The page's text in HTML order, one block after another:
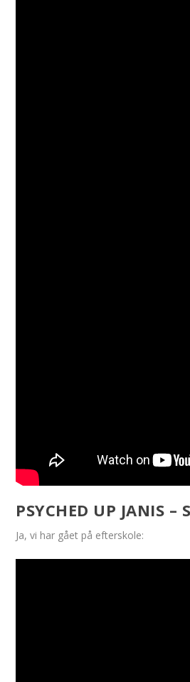
PSYCHED UP JANIS –
Ja, vi har gået på efterskole: